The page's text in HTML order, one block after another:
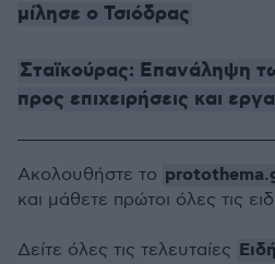
μίλησε ο Τσιόδρας
Σταϊκούρας: Επανάληψη
προς επιχειρήσεις και
Ακολουθήστε το
και μάθετε πρώτοι όλες τις
Δείτε όλες τις τελευταίες